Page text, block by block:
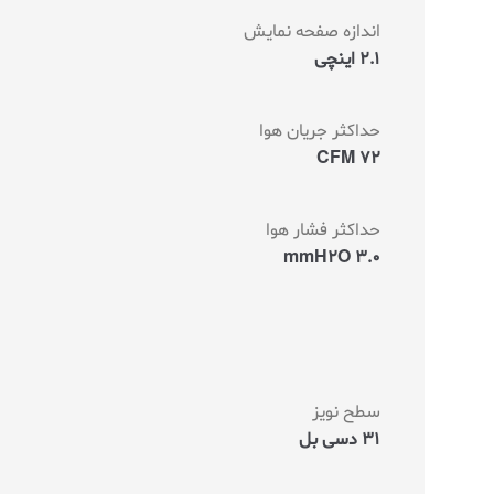
اندازه صفحه نمایش
2.1 اینچی
حداکثر جریان هوا
72 CFM
حداکثر فشار هوا
3.0 mmH2O
سطح نویز
31 دسی بل